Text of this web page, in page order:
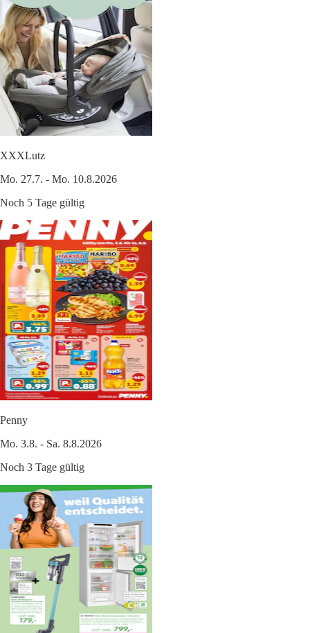
XXXLutz
Mo. 27.7. - Mo. 10.8.2026
Noch 5 Tage gültig
Penny
Mo. 3.8. - Sa. 8.8.2026
Noch 3 Tage gültig